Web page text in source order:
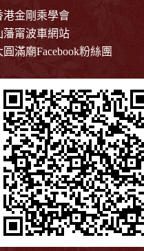
港金剛乘學會
藩甯波車網站
圓滿廟Facebook粉絲團